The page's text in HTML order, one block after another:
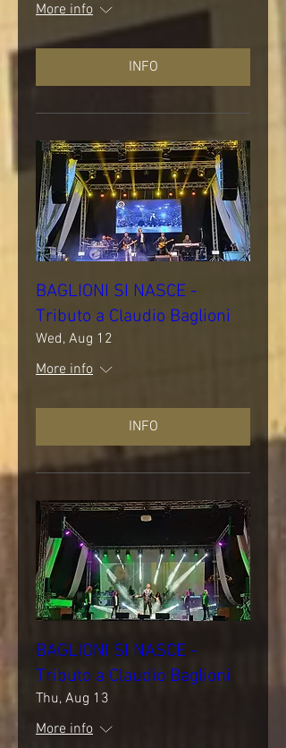
More info
INFO
BAGLIONI SI NASCE -
Tributo a Claudio Baglioni
Wed, Aug 12
More info
INFO
BAGLIONI SI NASCE -
Tributo a Claudio Baglioni
Thu, Aug 13
More info